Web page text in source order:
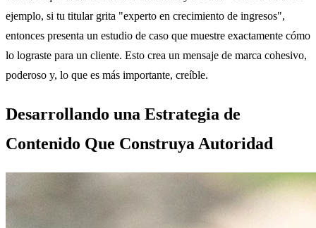
ejemplo, si tu titular grita "experto en crecimiento de ingresos",
entonces presenta un estudio de caso que muestre exactamente cómo
lo lograste para un cliente. Esto crea un mensaje de marca cohesivo,
poderoso y, lo que es más importante, creíble.
Desarrollando una Estrategia de
Contenido Que Construya Autoridad